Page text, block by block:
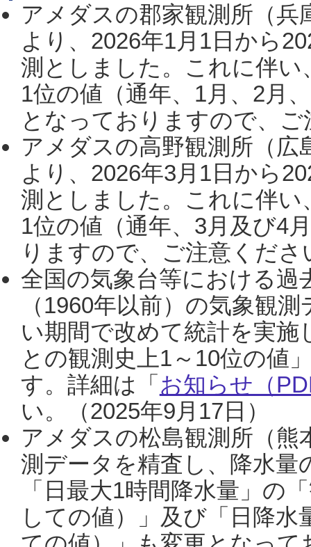
アメダスの郡家観測所（
より、2026年1月1日から
測としました。これに伴い
1位の値（通年、1月、2月
となっておりますので、
アメダスの高野観測所（
より、2026年3月1日から
測としました。これに伴い
1位の値（通年、3月及び4
りますので、ご注意くだ
全国の気象台等における過
（1960年以前）の気象観
い期間で改めて統計を実
との観測史上1～10位の値
す。詳細は「 お知らせ（
い。（2025年9月17日）
アメダスの松島観測所（熊
測データを精査し、降水
「日最大1時間降水量」の
しての値）」及び「日降